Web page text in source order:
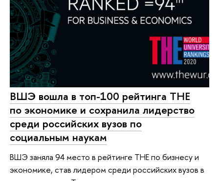
ВШЭ вошла в топ-100 рейтинга ТНЕ
по экономике и сохранила лидерство
среди российских вузов по
социальным наукам
ВШЭ заняла 94 место в рейтинге ТНЕ по бизнесу и
экономике, став лидером среди российских вузов в